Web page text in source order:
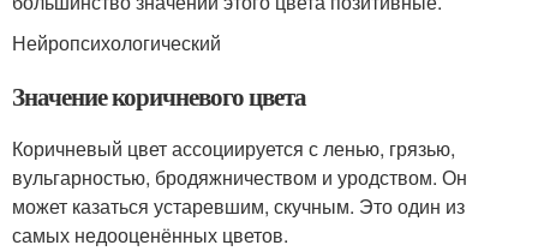
Нейропсихологический
Значение коричневого цвета
Коричневый цвет ассоциируется с ленью, грязью,
вульгарностью, бродяжничеством и уродством. Он
может казаться устаревшим, скучным. Это один из
самых недооценённых цветов.